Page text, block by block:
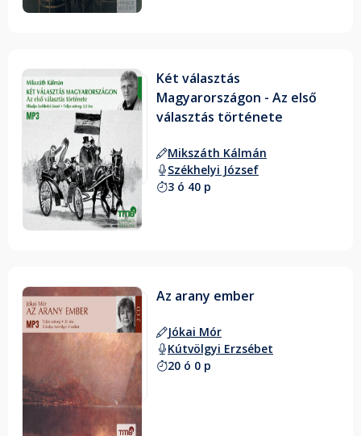
Két választás
Magyarországon - Az első
választás története
Mikszáth Kálmán
Székhelyi József
3 ó 40 p
Az arany ember
Jókai Mór
Kútvölgyi Erzsébet
20 ó 0 p